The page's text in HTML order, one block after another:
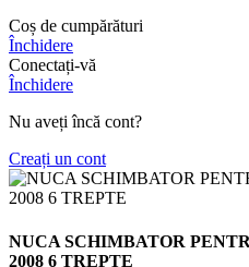
Coș de cumpărături
Închidere
Conectați-vă
Închidere
Nu aveți încă cont?
Creați un cont
NUCA SCHIMBATOR
2008 6 TREPTE